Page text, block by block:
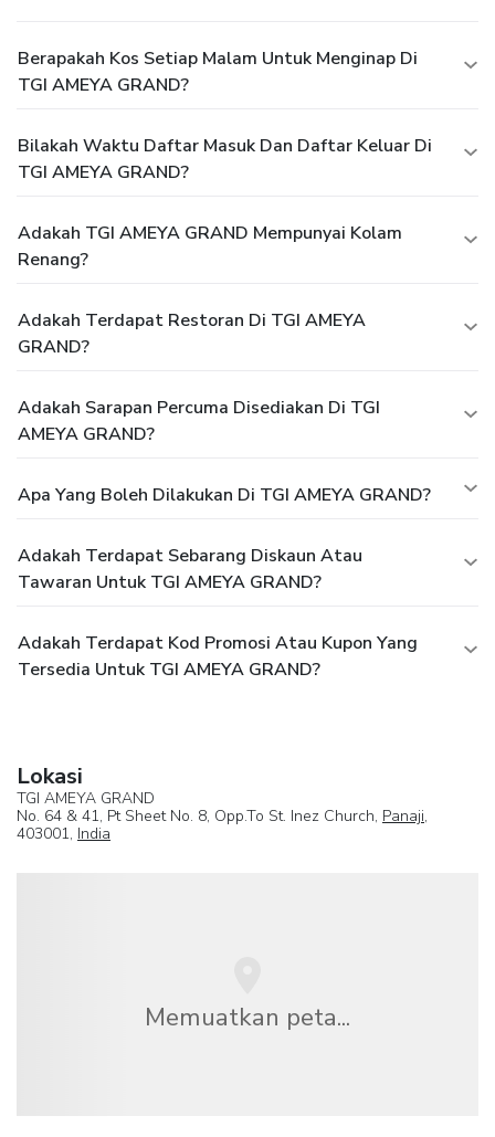
Berapakah Kos Setiap Malam Untuk Menginap Di
TGI AMEYA GRAND?
Bilakah Waktu Daftar Masuk Dan Daftar Keluar Di
TGI AMEYA GRAND?
Adakah TGI AMEYA GRAND Mempunyai Kolam
Renang?
Adakah Terdapat Restoran Di TGI AMEYA
GRAND?
Adakah Sarapan Percuma Disediakan Di TGI
AMEYA GRAND?
Apa Yang Boleh Dilakukan Di TGI AMEYA GRAND?
Adakah Terdapat Sebarang Diskaun Atau
Tawaran Untuk TGI AMEYA GRAND?
Adakah Terdapat Kod Promosi Atau Kupon Yang
Tersedia Untuk TGI AMEYA GRAND?
Lokasi
TGI AMEYA GRAND
No. 64 & 41, Pt Sheet No. 8, Opp.To St. Inez Church, Panaji,
403001, India
Memuatkan peta...